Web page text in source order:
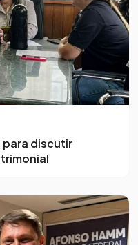
para discutir